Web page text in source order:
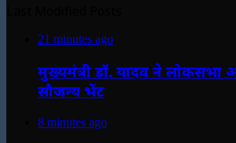
21 minutes ago
मुख्यमंत्री डॉ. यादव ने लोकसभा
सौजन्य भेंट
8 minutes ago